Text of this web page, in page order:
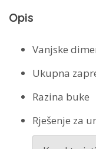
količina
Opis
Vanjske
Ukupna
Razina buke
Rješenje za